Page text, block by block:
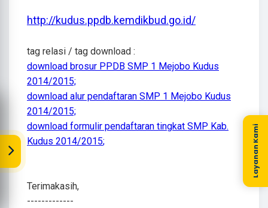
http://kudus.ppdb.kemdikbud.go.id/
tag relasi / tag download :
download brosur PPDB SMP 1 Mejobo Kudus
2014/2015;
download alur pendaftaran SMP 1 Mejobo Kudus
2014/2015;
download formulir pendaftaran tingkat SMP Kab.
Kudus 2014/2015;
Terimakasih,
-------------
Layanan Kami